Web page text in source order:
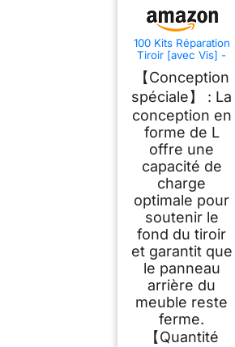
100 Kits Réparation
Tiroir [avec Vis] -
Fond de
Commode/Armoire -
Renfort Étagère
Affaissée &
Stabilisateur Angle
【Conception
spéciale】 : La
conception en
forme de L
offre une
capacité de
charge
optimale pour
soutenir le
fond du tiroir
et garantit que
le panneau
arrière du
meuble reste
ferme.
【Quantité